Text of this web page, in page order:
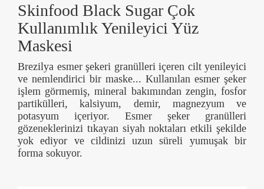
Skinfood Black Sugar Çok
Kullanımlık Yenileyici Yüz
Maskesi
Brezilya esmer şekeri granülleri içeren cilt yenileyici
ve nemlendirici bir maske... Kullanılan esmer şeker
işlem görmemiş, mineral bakımından zengin, fosfor
partikülleri, kalsiyum, demir, magnezyum ve
potasyum içeriyor. Esmer şeker granülleri
gözeneklerinizi tıkayan siyah noktaları etkili şekilde
yok ediyor ve cildinizi uzun süreli yumuşak bir
forma sokuyor.